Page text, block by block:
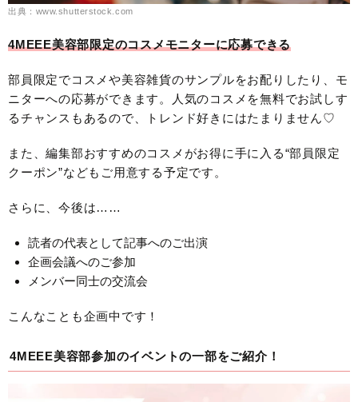
出典：www.shutterstock.com
4MEEE美容部限定のコスメモニターに応募できる
部員限定でコスメや美容雑貨のサンプルをお配りしたり、モ
ニターへの応募ができます。人気のコスメを無料でお試しす
るチャンスもあるので、トレンド好きにはたまりません♡
また、編集部おすすめのコスメがお得に手に入る“部員限定
クーポン”などもご用意する予定です。
さらに、今後は……
読者の代表として記事へのご出演
企画会議へのご参加
メンバー同士の交流会
こんなことも企画中です！
4MEEE美容部参加のイベントの一部をご紹介！